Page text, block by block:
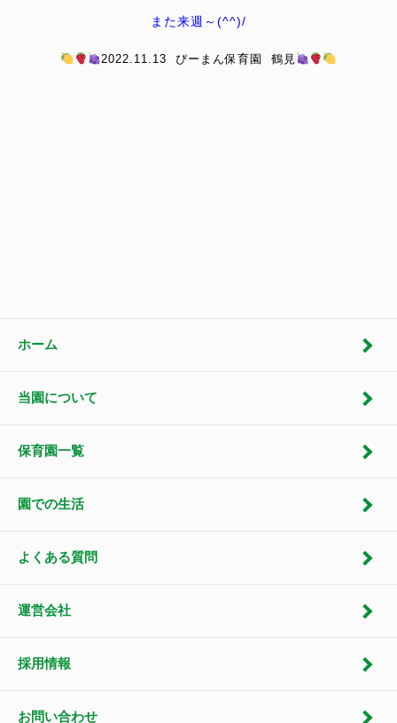
また来週～(^^)/
2022.11.13 ぴーまん保育園 鶴見
ホーム
当園について
保育園一覧
園での生活
よくある質問
運営会社
採用情報
お問い合わせ